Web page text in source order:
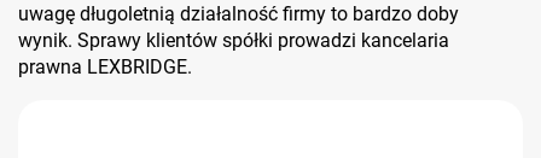
uwagę długoletnią działalność firmy to bardzo doby
wynik. Sprawy klientów spółki prowadzi kancelaria
prawna LEXBRIDGE.